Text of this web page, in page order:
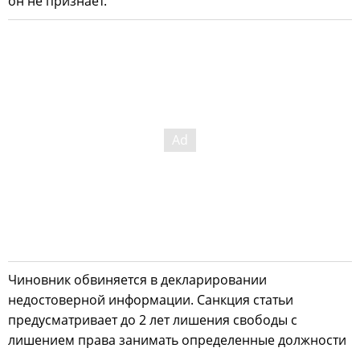
Чиновник обвиняется в декларировании
недостоверной информации. Санкция статьи
предусматривает до 2 лет лишения свободы с
лишением права занимать определенные должности